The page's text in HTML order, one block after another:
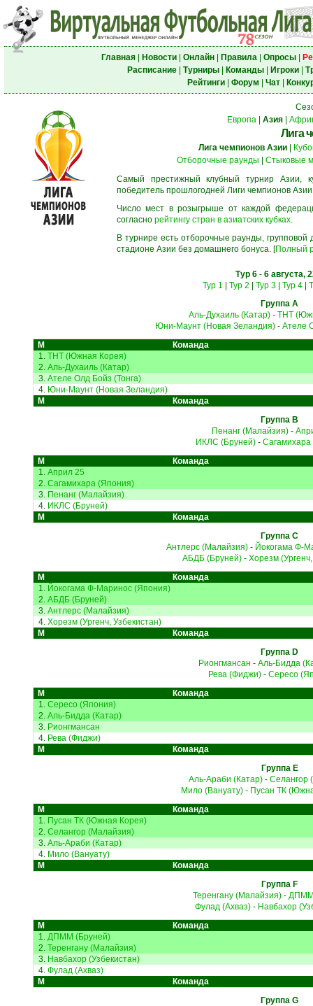
Главная| Новости| Онлайн| Правила| Опросы|
Расписание| Турниры| Команды| Игроки|
Рейтинги| Форум Чат|
Европа
Азия
Лига
Лига чемпионов Азии
Отборочные раунды
Стыковые
Самый престижный клубный турнир Азии,
победитель прошлогодней Лиги чемпионов
Число мест в розыгрыше от каждой
согласно рейтингу стран в азиатских кубках.
В турнире есть отборочные раунды,
стадионе Азии без домашнего бонуса. [Полный
Тур 6 - 6 августа,
Тур 1
Тур 2 Тур 3| Тур 4|
Группа A
Аль-Духаиль (Катар)- ТНТ
Юни-Маунт (Новая Зеландия)- Ателе
М
Команда
1. ТНТ (Южная Корея)
2. Аль-Духаиль (Катар)
3. Ателе Олд Бойз (Тонга)
4. Юни-Маунт (Новая Зеландия)
М
Команда
Группа B
Пенанг (Малайзия) -
ИКЛС (Бруней)-
М
Команда
1. Април 25
2. Сагамихара (Япония)
3. Пенанг (Малайзия)
4. ИКЛС (Бруней)
М
Команда
Группа C
Антлерс (Малайзия) - Йокогама Ф-
АБДБ (Бруней)- Хорезм
М
Команда
1. Йокогама Ф-Маринос (Япония)
2. АБДБ (Бруней)
3. Антлерс (Малайзия)
4. Хорезм (Ургенч, Узбекистан)
М
Команда
Группа D
Рионгмансан - Аль-Бидда
Рева (Фиджи)- Сересо
М
Команда
1. Сересо (Япония)
2. Аль-Бидда (Катар)
3. Рионгмансан
4. Рева (Фиджи)
М
Команда
Группа E
Аль-Араби (Катар)- Селангор
Мило (Вануату) - Пусан ТК
М
Команда
1. Пусан ТК (Южная Корея)
2. Селангор (Малайзия)
3. Аль-Араби (Катар)
4. Мило (Вануату)
М
Команда
Группа F
Теренгану (Малайзия) - ДПММ
Фулад (Ахваз)- Навбахор
М
Команда
1. ДПММ (Бруней)
2. Теренгану (Малайзия)
3. Навбахор (Узбекистан)
4. Фулад (Ахваз)
М
Команда
Группа G